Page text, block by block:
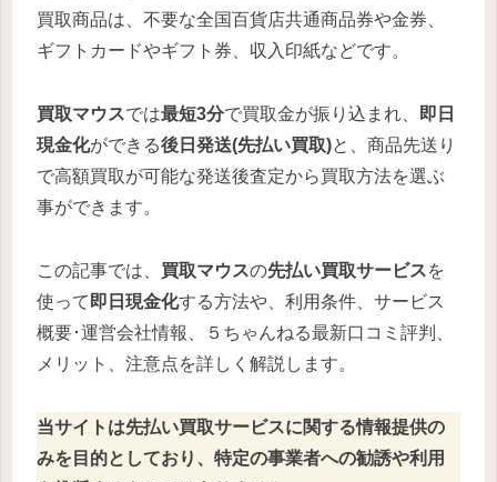
買取商品は、不要な全国百貨店共通商品券や金券、
ギフトカードやギフト券、収入印紙などです。
買取マウスでは最短3分で買取金が振り込まれ、
即日
現金化ができる後日発送(先払い買取)と、商品先送り
で高額買取が可能な発送後査定から買取方法を選ぶ
事ができます。
この記事では、 買取マウスの先払い買取サービスを
使って 即日現金化する方法や、利用条件、サービス
概要･運営会社情報、５ちゃんねる最新口コミ評判、
メリット、注意点を詳しく解説します。
当サイトは先払い買取サービスに関する情報提供の
みを目的としており、特定の事業者への勧誘や利用